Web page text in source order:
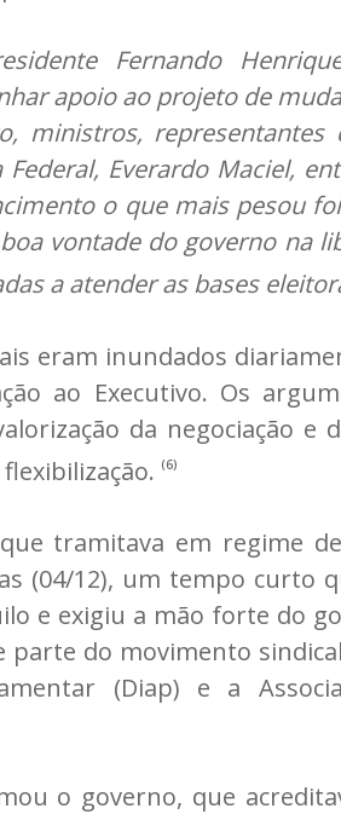
Fernando
apoio ao projeto de
ministros,
Federal, Everardo Maciel,
o que mais pesou
vontade do governo na
a atender as bases
eram inundados
ao Executivo. Os
da negociação
(6)
tramitava em regime
(04/12), um tempo
e exigiu a mão forte do
parte do movimento
(Diap) e a
o governo, que